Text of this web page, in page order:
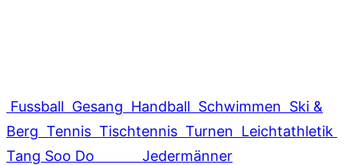
Fussball Gesang Handball Schwimmen Ski &
Berg Tennis Tischtennis Turnen Leichtathletik
Tang Soo Do
Jedermänner